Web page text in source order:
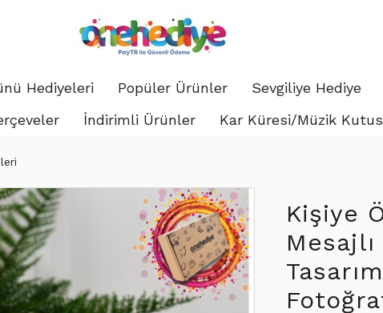
Hediyeleri Popüler Ürünler Sevgiliye Hediye
İndirimli Ürünler Kar Küresi/Müzik
Kişiye